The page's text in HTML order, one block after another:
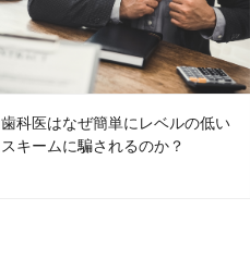
歯科医はなぜ簡単にレベルの低い
スキームに騙されるのか？